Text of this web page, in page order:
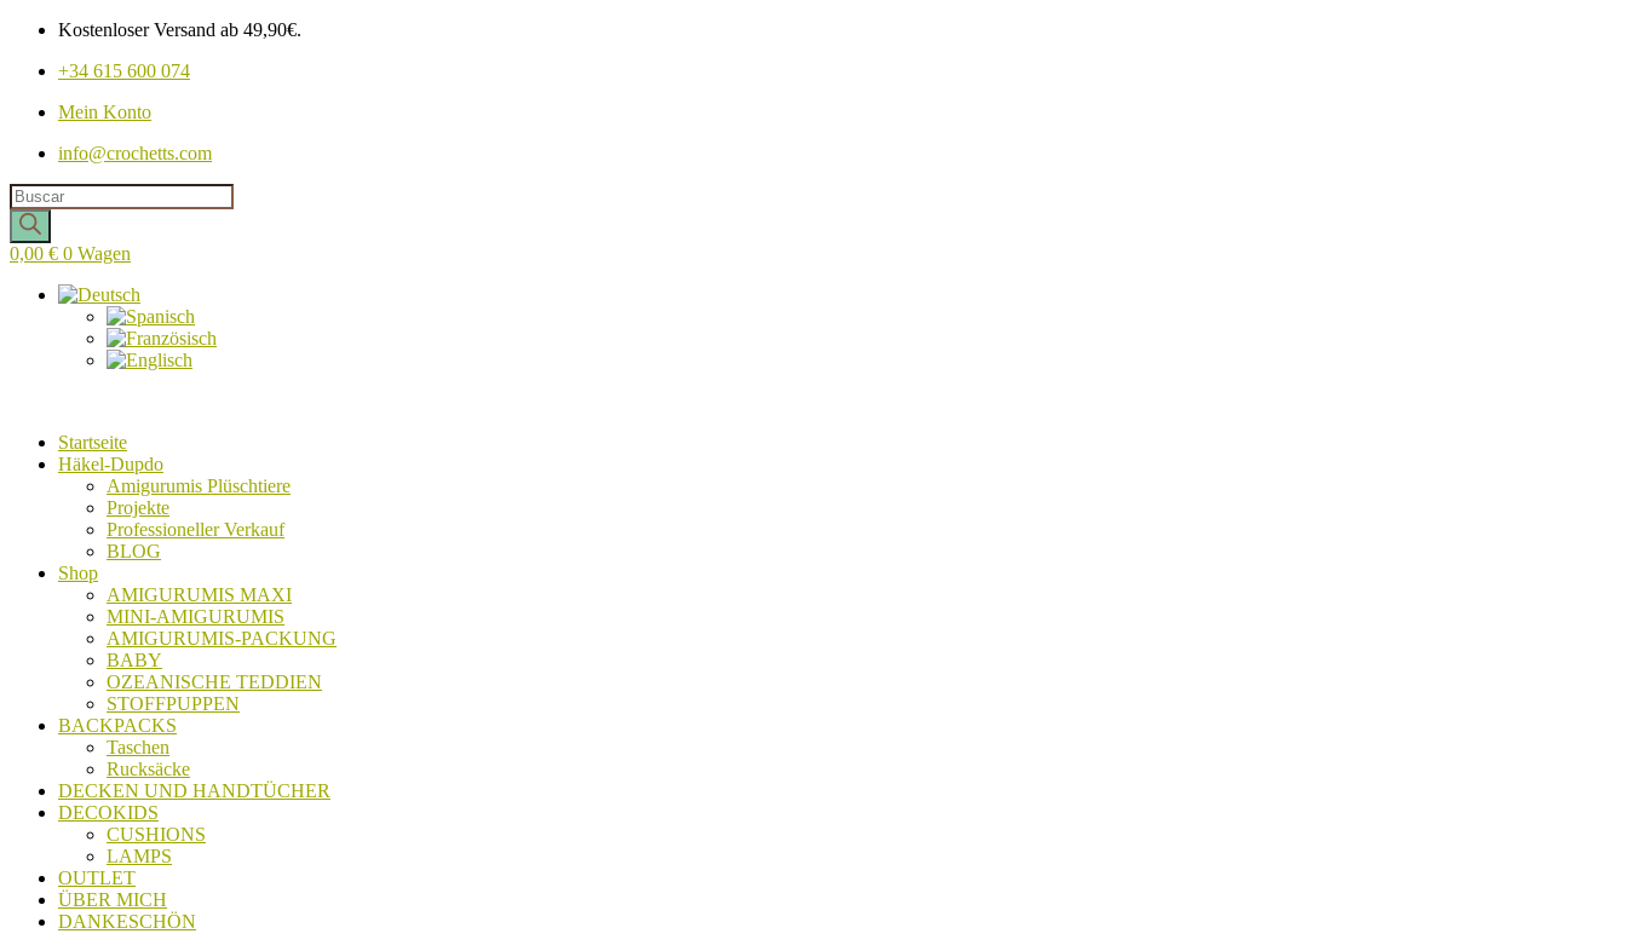
Kostenloser Versand ab 49,90€.
+34 615 600 074
Mein Konto
info@crochetts.com
Produkte
suchen
0,00 € 0 Wagen
Startseite
Häkel-Dupdo
Amigurumis Plüschtiere
Projekte
Professioneller Verkauf
BLOG
Shop
AMIGURUMIS MAXI
MINI-AMIGURUMIS
AMIGURUMIS-PACKUNG
BABY
OZEANISCHE TEDDIEN
STOFFPUPPEN
BACKPACKS
Taschen
Rucksäcke
DECKEN UND HANDTÜCHER
DECOKIDS
CUSHIONS
LAMPS
OUTLET
ÜBER MICH
DANKESCHÖN